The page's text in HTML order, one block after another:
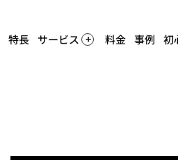
特長 サービス 料金 事例 初